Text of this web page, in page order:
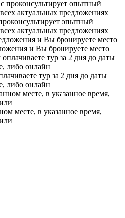
опытный
актуальных предложениях
и Вы бронируете место
тур за 2 дня до даты
либо онлайн
месте, в указанное время,